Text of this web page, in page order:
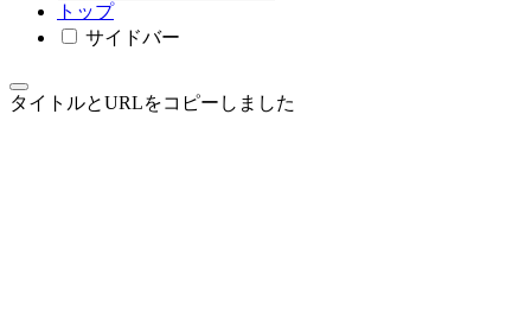
トップ
サイドバー
タイトルとURLをコピーしました